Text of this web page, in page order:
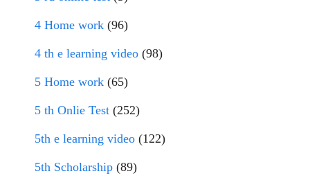
4 Home work (96)
4 th e learning video (98)
5 Home work (65)
5 th Onlie Test (252)
5th e learning video (122)
5th Scholarship (89)